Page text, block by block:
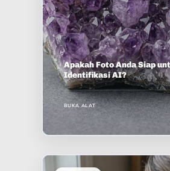
Apakah Foto Anda Siap
Identifikasi AI?
BUKA ALAT